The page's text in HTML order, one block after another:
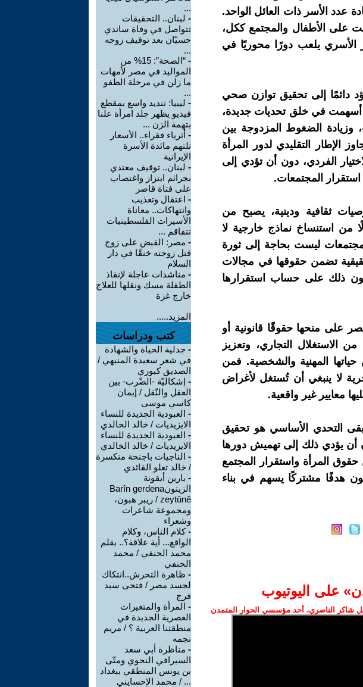
عدد الأسر ذات العائل الواحد.
على الأطفال والمجتمع ككل،
الأسري يلعب دورًا محوريًا في
تؤد دائمًا إلى تحقيق توازن صحي
أسهمت في خلق تحديات جديدة،
وزيادة الضغوط المزدوجة بين
الإطار التقليدي لدور المرأة
الفردي، دون أن تؤدي إلى
المجتمعات.
ثقافية ودينية، يصبح من
من استنساخ نماذج خارجية لا
ليست بحاجة إلى ثورة
تضمن حقوقها في مجالات
ذلك على حساب استقرارها
على منحها حقوقًا قانونية أو
الاستغلال التجاري، وتعزيز
المهنية والشخصية. فمن
لا ينبغي أن تُستغل لأغراض
معايير غير واقعية.
التحدي الأساسي هو تحقيق
أن يؤدي ذلك إلى تهميش دورها
حقوق المرأة واستقرار المجتمع
هدفًا مشتركًا يسهم في بناء
على اليوتيوب
شاكر الناصري، أحد مؤسسي الحوار المتمدن
...
- لبنان.. التحقيقات
تتواصل في وفاة ساندي
حسيّان بعد توقيف زوجه
...
-
“الصحة”: 15% من
المواليد في مصر لأمهات
ما زلن في مرحلة الطفو
...
- ليبيا: تنديد واسع بمقطع
فيديو يظهر جلد امرأة علنا
بتهمة الزن ...
- أثرياء فقراء.. الأسعار
تلتهم مائدة الأسرة
الإيرانية
- لبنان.. توقيف معتدي
بجرائم ابتزاز واغتصاب
على فتاة قاصر
- اعتقال وتعذيب
وانتهاكات.. معاناة
الأسيرات الفلسطينيات
تتفاقم ...
- مصر: القبض على زوج
قتل زوجته خنقًا في دار
السلام
- مناشدات عاجلة لإنقاذ
الطفلة مسك ونقلها للعلاج
خارج غزة
المزيد.....
كتب ودراسات
- جدلية الحياة والشهادة
في شعر سعيدة المنبهي /
الصديق كبوري
- إشكاليّة -الضّرب- بين
العقل والنّقل / إيمان
كاسي موسى
- العبودية الجديدة للنساء
الايزيديات / خالد الخالدي
- العبودية الجديدة للنساء
الايزيديات / خالد الخالدي
- الناجيات باجنحة منكسرة
/ خالد تعلو القائدي
- بارين أيقونة
الزيتونBarîn gerdena
zeytûnê / ريبر هبون،
ومجموعة شاعرات
وشعراء
-كلام الناس، وكلام
الواقع... أية علاقة؟.. بقلم
محمد الحنفي / محمد
الحنفي
- ظاهرة التحرش..انتكاك
لجسد مصر / فتحى سيد
فرج
- المرأة والمتغيرات
العصرية الجديدة في
منطقتنا العربية ؟ / مريم
نجمه
- مناظرة أبي سعد
السيرافي النحوي ومتّى
بن يونس المنطقي ببغداد
... / محمد الإحسايني